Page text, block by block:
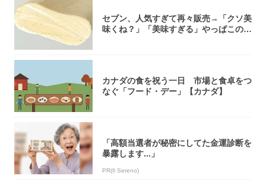
セブン、人気すぎて再々販売→「クソ美
味くね？」「美味すぎる」やっぱこのク
カナダの食を祝う一日 市場と食卓をつ
なぐ「フード・デー」【カナダ】
「高額当選者が秘密にしてた金運診断を
暴露します...」
PR(Il Sereno)